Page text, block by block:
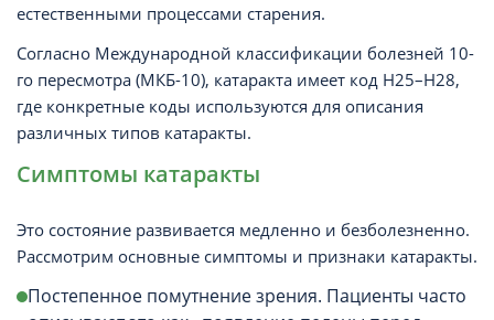
естественными процессами старения.
Согласно Международной классификации болезней 10-
го пересмотра (МКБ-10), катаракта имеет код H25–H28,
где конкретные коды используются для описания
различных типов катаракты.
Симптомы катаракты
Это состояние развивается медленно и безболезненно.
Рассмотрим основные симптомы и признаки катаракты.
Постепенное помутнение зрения. Пациенты часто